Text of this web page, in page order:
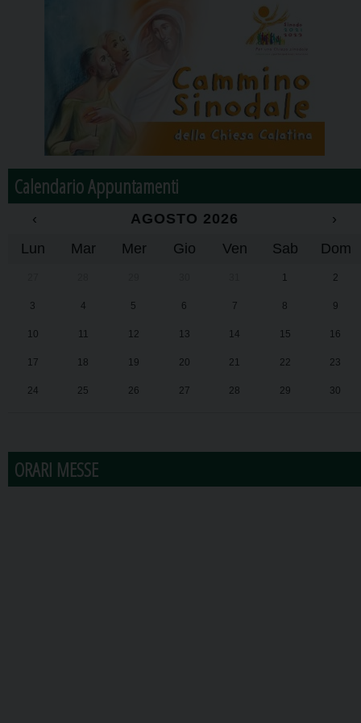
Calendario Appuntamenti
‹ AGOSTO 2026
›
Lun
Mar Mer Gio Ven Sab Dom
1 2
3 4 5 6 7 8 9
10 11 12 13 14 15 16
17 18 19 20 21 22 23
24 25 26 27 28 29 30
ORARI MESSE